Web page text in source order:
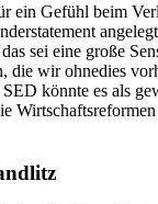
ein Gefühl beim
sei eine große
die wir ohnedies
könnte es als